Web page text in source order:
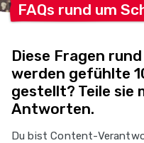
FAQs rund um
Diese Fragen
werden gefühlte
gestellt? Teile sie
Antworten.
Du bist Content-